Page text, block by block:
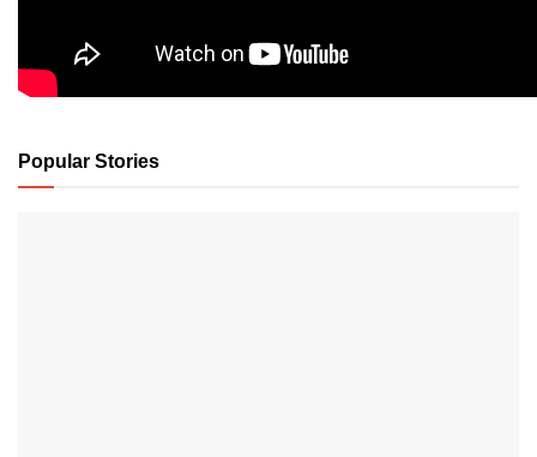
Popular Stories